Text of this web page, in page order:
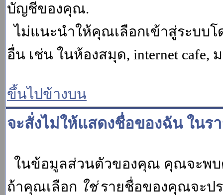
บัญชีของคุณ.
ไม่แนะนำให้คุณเลือกเข้าสู่ระบบ
อื่น เช่น ในห้องสมุด, internet cafe,
ขึ้นไปข้างบน
จะสั่งไม่ให้แสดงชื่อของฉัน ในร
ในข้อมูลส่วนตัวของคุณ คุณจะพบ
ถ้าคุณเลือก ใช่รายชื่อของคุณจะปร